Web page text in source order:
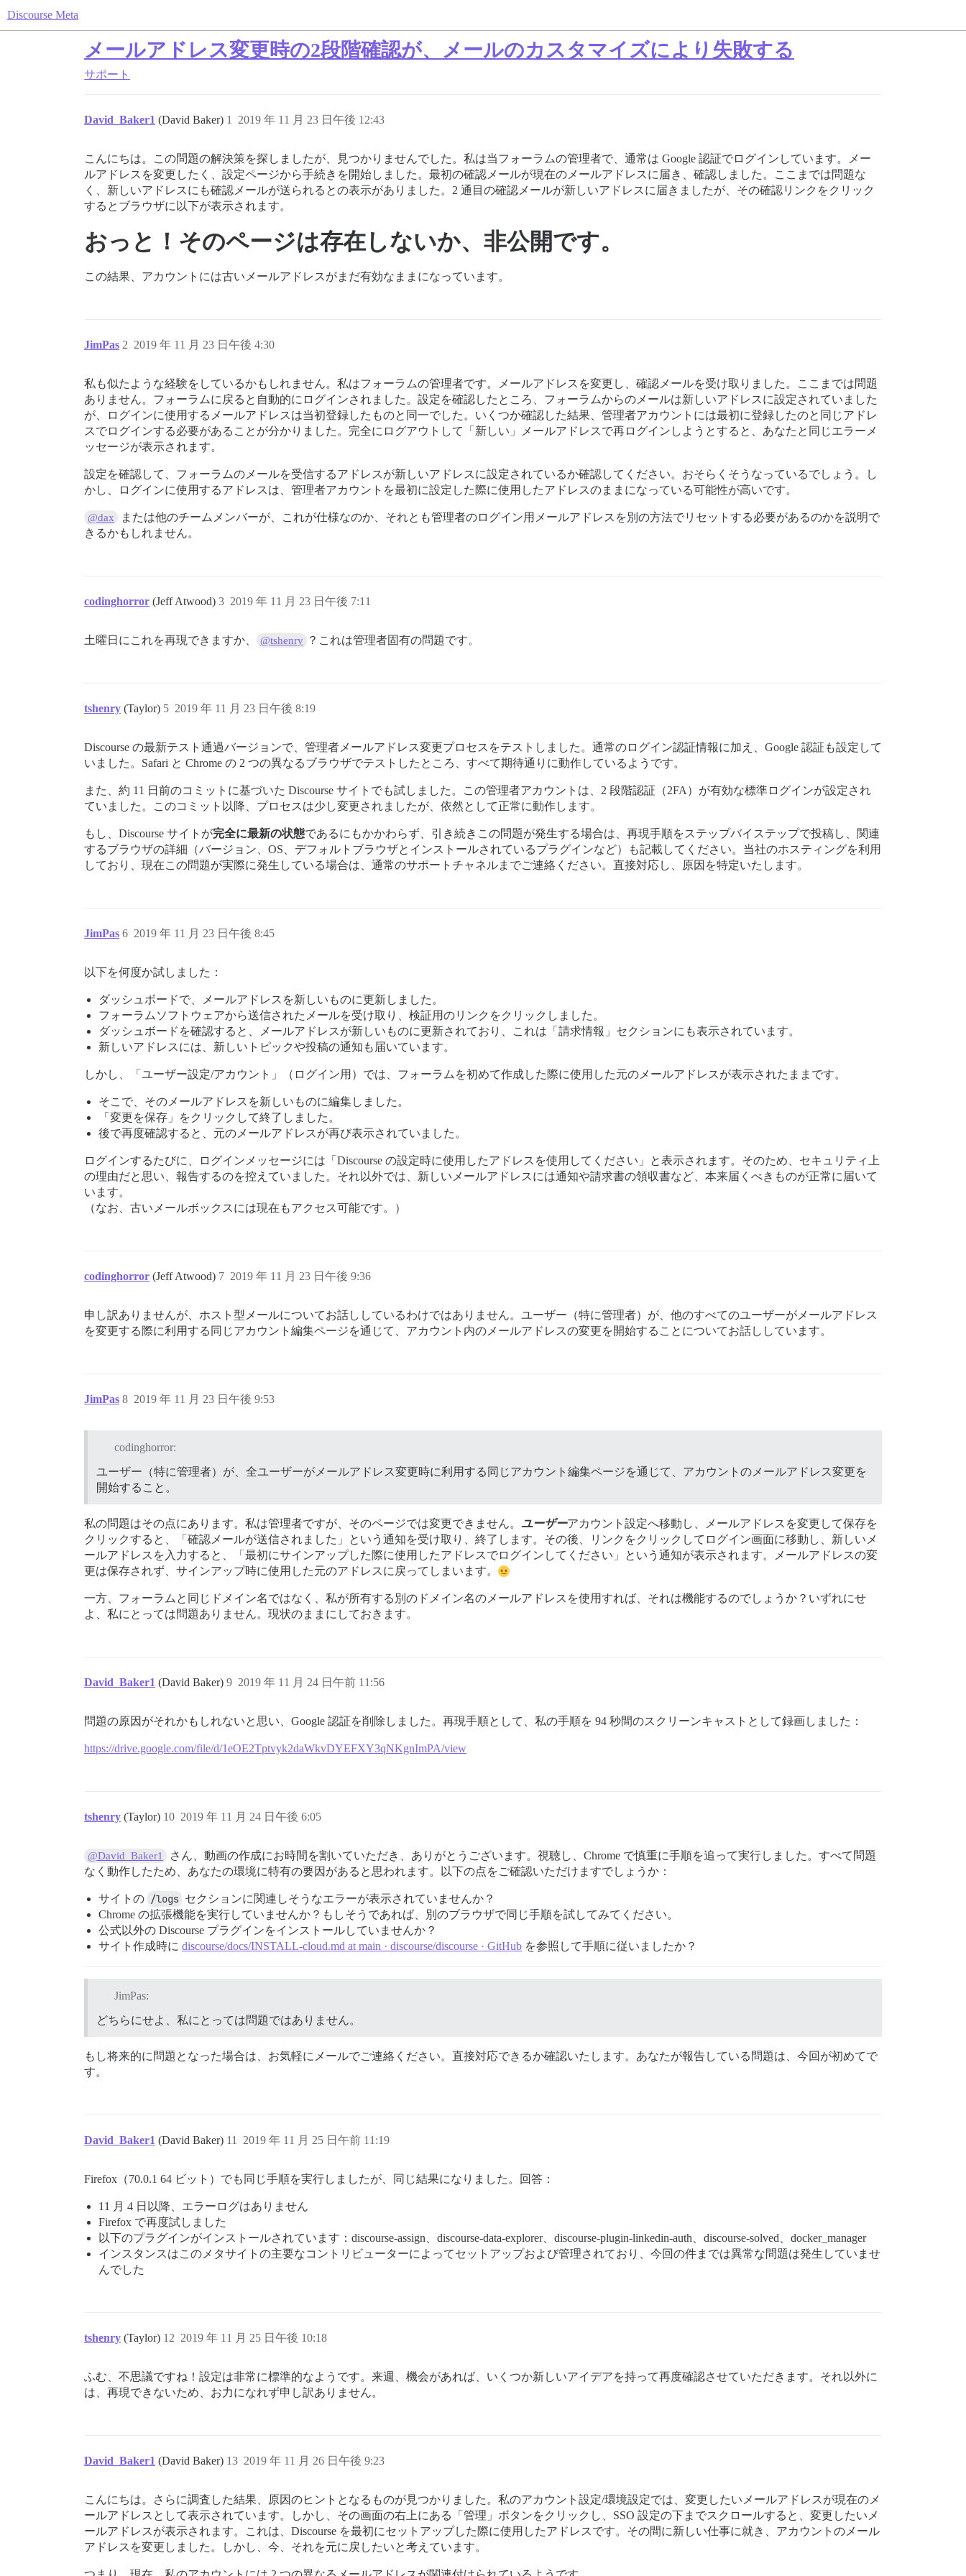
Discourse Meta
メールアドレス変更時の2段階確認が、メールのカスタマイズにより失敗する
サポート
David_Baker1 (David Baker) 2019 年 11 月 23 日午後 12:43
1
こんにちは。この問題の解決策を探しましたが、見つかりませんでした。私は当フォーラムの管理者で、通常は Google 認証でログインしています。メー
ルアドレスを変更したく、設定ページから手続きを開始しました。最初の確認メールが現在のメールアドレスに届き、確認しました。ここまでは問題な
く、新しいアドレスにも確認メールが送られるとの表示がありました。2 通目の確認メールが新しいアドレスに届きましたが、その確認リンクをクリック
するとブラウザに以下が表示されます。
おっと！そのページは存在しないか、非公開です。
この結果、アカウントには古いメールアドレスがまだ有効なままになっています。
JimPas 2019 年 11 月 23 日午後 4:30
2
私も似たような経験をしているかもしれません。私はフォーラムの管理者です。メールアドレスを変更し、確認メールを受け取りました。ここまでは問題
ありません。フォーラムに戻ると自動的にログインされました。設定を確認したところ、フォーラムからのメールは新しいアドレスに設定されていました
が、ログインに使用するメールアドレスは当初登録したものと同一でした。いくつか確認した結果、管理者アカウントには最初に登録したのと同じアドレ
スでログインする必要があることが分かりました。完全にログアウトして「新しい」メールアドレスで再ログインしようとすると、あなたと同じエラーメ
ッセージが表示されます。
設定を確認して、フォーラムのメールを受信するアドレスが新しいアドレスに設定されているか確認してください。おそらくそうなっているでしょう。し
かし、ログインに使用するアドレスは、管理者アカウントを最初に設定した際に使用したアドレスのままになっている可能性が高いです。
@dax
または他のチームメンバーが、これが仕様なのか、それとも管理者のログイン用メールアドレスを別の方法でリセットする必要があるのかを説明で
きるかもしれません。
codinghorror (Jeff Atwood) 2019 年 11 月 23 日午後 7:11
3
土曜日にこれを再現できますか、 @tshenry ？これは管理者固有の問題です。
tshenry (Taylor) 2019 年 11 月 23 日午後 8:19
5
Discourse の最新テスト通過バージョンで、管理者メールアドレス変更プロセスをテストしました。通常のログイン認証情報に加え、Google 認証も設定して
いました。Safari と Chrome の 2 つの異なるブラウザでテストしたところ、すべて期待通りに動作しているようです。
また、約 11 日前のコミットに基づいた Discourse サイトでも試しました。この管理者アカウントは、2 段階認証（2FA）が有効な標準ログインが設定され
ていました。このコミット以降、プロセスは少し変更されましたが、依然として正常に動作します。
もし、Discourse サイトが完全に最新の状態であるにもかかわらず、引き続きこの問題が発生する場合は、再現手順をステップバイステップで投稿し、関連
するブラウザの詳細（バージョン、OS、デフォルトブラウザとインストールされているプラグインなど）も記載してください。当社のホスティングを利用
しており、現在この問題が実際に発生している場合は、通常のサポートチャネルまでご連絡ください。直接対応し、原因を特定いたします。
JimPas 2019 年 11 月 23 日午後 8:45
6
以下を何度か試しました：
ダッシュボードで、メールアドレスを新しいものに更新しました。
フォーラムソフトウェアから送信されたメールを受け取り、検証用のリンクをクリックしました。
ダッシュボードを確認すると、メールアドレスが新しいものに更新されており、これは「請求情報」セクションにも表示されています。
新しいアドレスには、新しいトピックや投稿の通知も届いています。
しかし、「ユーザー設定/アカウント」（ログイン用）では、フォーラムを初めて作成した際に使用した元のメールアドレスが表示されたままです。
そこで、そのメールアドレスを新しいものに編集しました。
「変更を保存」をクリックして終了しました。
後で再度確認すると、元のメールアドレスが再び表示されていました。
ログインするたびに、ログインメッセージには「Discourse の設定時に使用したアドレスを使用してください」と表示されます。そのため、セキュリティ上
の理由だと思い、報告するのを控えていました。それ以外では、新しいメールアドレスには通知や請求書の領収書など、本来届くべきものが正常に届いて
います。
（なお、古いメールボックスには現在もアクセス可能です。）
codinghorror (Jeff Atwood) 2019 年 11 月 23 日午後 9:36
7
申し訳ありませんが、ホスト型メールについてお話ししているわけではありません。ユーザー（特に管理者）が、他のすべてのユーザーがメールアドレス
を変更する際に利用する同じアカウント編集ページを通じて、アカウント内のメールアドレスの変更を開始することについてお話ししています。
JimPas 2019 年 11 月 23 日午後 9:53
8
codinghorror:
ユーザー（特に管理者）が、全ユーザーがメールアドレス変更時に利用する同じアカウント編集ページを通じて、アカウントのメールアドレス変更を
開始すること。
私の問題はその点にあります。私は管理者ですが、そのページでは変更できません。 ユーザーアカウント設定へ移動し、メールアドレスを変更して保存を
クリックすると、「確認メールが送信されました」という通知を受け取り、終了します。その後、リンクをクリックしてログイン画面に移動し、新しいメ
ールアドレスを入力すると、「最初にサインアップした際に使用したアドレスでログインしてください」という通知が表示されます。メールアドレスの変
更は保存されず、サインアップ時に使用した元のアドレスに戻ってしまいます。
一方、フォーラムと同じドメイン名ではなく、私が所有する別のドメイン名のメールアドレスを使用すれば、それは機能するのでしょうか？いずれにせ
よ、私にとっては問題ありません。現状のままにしておきます。
David_Baker1 (David Baker) 2019 年 11 月 24 日午前 11:56
9
問題の原因がそれかもしれないと思い、Google 認証を削除しました。再現手順として、私の手順を 94 秒間のスクリーンキャストとして録画しました：
https://drive.google.com/file/d/1eOE2Tptvyk2daWkvDYEFXY3qNKgnImPA/view
tshenry (Taylor) 2019 年 11 月 24 日午後 6:05
10
@David_Baker1
さん、動画の作成にお時間を割いていただき、ありがとうございます。視聴し、Chrome で慎重に手順を追って実行しました。すべて問題
なく動作したため、あなたの環境に特有の要因があると思われます。以下の点をご確認いただけますでしょうか：
サイトの /logs セクションに関連しそうなエラーが表示されていませんか？
Chrome の拡張機能を実行していませんか？もしそうであれば、別のブラウザで同じ手順を試してみてください。
公式以外の Discourse プラグインをインストールしていませんか？
サイト作成時に discourse/docs/INSTALL-cloud.md at main · discourse/discourse · GitHub を参照して手順に従いましたか？
JimPas:
どちらにせよ、私にとっては問題ではありません。
もし将来的に問題となった場合は、お気軽にメールでご連絡ください。直接対応できるか確認いたします。あなたが報告している問題は、今回が初めてで
す。
David_Baker1 (David Baker) 2019 年 11 月 25 日午前 11:19
11
Firefox（70.0.1 64 ビット）でも同じ手順を実行しましたが、同じ結果になりました。回答：
11 月 4 日以降、エラーログはありません
Firefox で再度試しました
以下のプラグインがインストールされています：discourse-assign、discourse-data-explorer、discourse-plugin-linkedin-auth、discourse-solved、docker_manager
インスタンスはこのメタサイトの主要なコントリビューターによってセットアップおよび管理されており、今回の件までは異常な問題は発生していませ
んでした
tshenry (Taylor) 2019 年 11 月 25 日午後 10:18
12
ふむ、不思議ですね！設定は非常に標準的なようです。来週、機会があれば、いくつか新しいアイデアを持って再度確認させていただきます。それ以外に
は、再現できないため、お力になれず申し訳ありません。
David_Baker1 (David Baker) 2019 年 11 月 26 日午後 9:23
13
こんにちは。さらに調査した結果、原因のヒントとなるものが見つかりました。私のアカウント設定/環境設定では、変更したいメールアドレスが現在のメ
ールアドレスとして表示されています。しかし、その画面の右上にある「管理」ボタンをクリックし、SSO 設定の下までスクロールすると、変更したいメ
ールアドレスが表示されます。これは、Discourse を最初にセットアップした際に使用したアドレスです。その間に新しい仕事に就き、アカウントのメール
アドレスを変更しました。しかし、今、それを元に戻したいと考えています。